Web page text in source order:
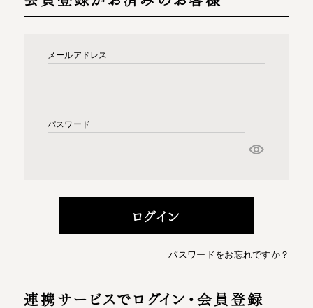
メールアドレス
パスワード
ログイン
パスワードをお忘れですか？
連携サービスでログイン・会員登録